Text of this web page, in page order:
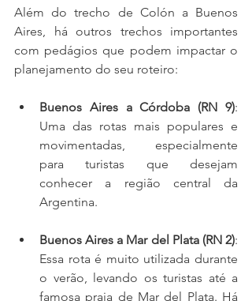
Além do trecho de Colón a Buenos
Aires, há outros trechos importantes
com pedágios que podem impactar o
planejamento do seu roteiro:
Buenos Aires a Córdoba (RN 9):
Uma das rotas mais populares e
movimentadas, especialmente
para turistas que desejam
conhecer a região central da
Argentina.
Buenos Aires a Mar del Plata (RN 2):
Essa rota é muito utilizada durante
o verão, levando os turistas até a
famosa praia de Mar del Plata. Há